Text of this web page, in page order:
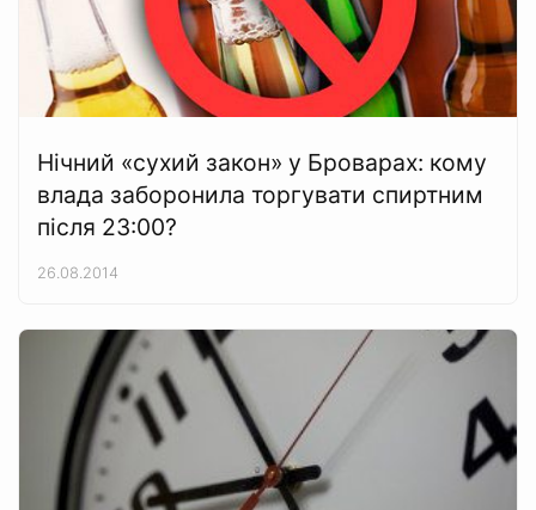
Нічний «сухий закон» у Броварах: кому
влада заборонила торгувати спиртним
після 23:00?
26.08.2014